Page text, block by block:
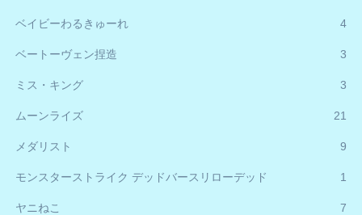
ベイビーわるきゅーれ 4
ベートーヴェン捏造 3
ミス・キング 3
ムーンライズ 21
メダリスト 9
モンスターストライク デッドバースリローデッド 1
ヤニねこ 7